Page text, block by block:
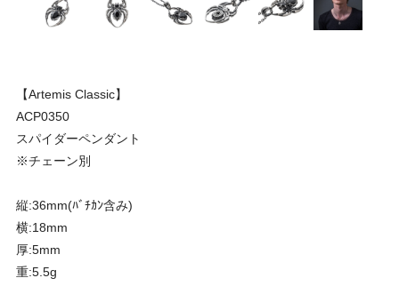
【Artemis Classic】
ACP0350
スパイダーペンダント
※チェーン別
縦:36mm(ﾊﾞﾁｶﾝ含み)
横:18mm
厚:5mm
重:5.5g